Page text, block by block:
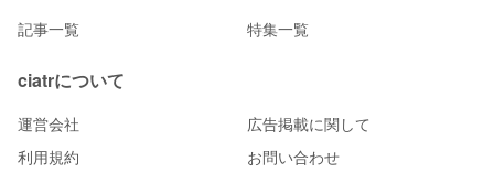
記事一覧 特集一覧
ciatrについて
運営会社
広告掲載に関して
利用規約
お問い合わせ